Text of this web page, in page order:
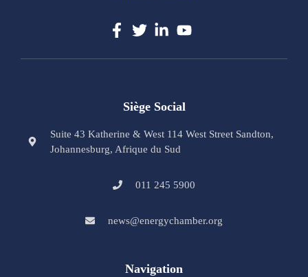
Siège Social
Suite 43 Katherine & West 114 West Street Sandton,
Johannesburg, Afrique du Sud
011 245 5900
news@energychamber.org
Navigation